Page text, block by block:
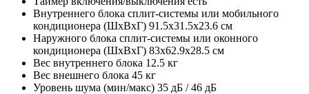
Внутреннего блока сплит-системы или мобильного
кондиционера (ШxВxГ) 91.5x31.5x23.6 см
Наружного блока сплит-системы или оконного
кондиционера (ШxВxГ) 83x62.9x28.5 см
Вес внутреннего блока 12.5 кг
Вес внешнего блока 45 кг
Уровень шума (мин/макс) 35 дБ / 46 дБ